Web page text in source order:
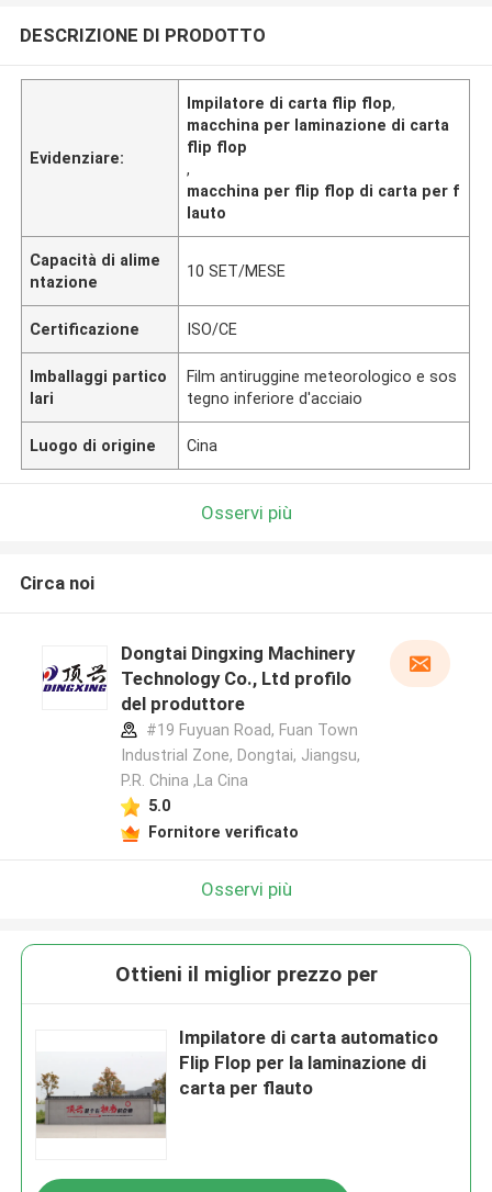
DESCRIZIONE DI PRODOTTO
Evidenziare:
Impilatore di carta flip flop,
macchina per laminazione di carta
flip flop
,
macchina per flip flop di carta per f
lauto
Capacità di alime
ntazione
10 SET/MESE
Certificazione ISO/CE
Imballaggi partico
lari
Film antiruggine meteorologico e sos
tegno inferiore d'acciaio
Luogo di origine Cina
Osservi più
Circa noi
Dongtai Dingxing Machinery
Technology Co., Ltd profilo
del produttore
#19 Fuyuan Road, Fuan Town
Industrial Zone, Dongtai, Jiangsu,
P.R. China ,La Cina
5.0
Fornitore verificato
Osservi più
Ottieni il miglior prezzo per
Impilatore di carta automatico
Flip Flop per la laminazione di
carta per flauto